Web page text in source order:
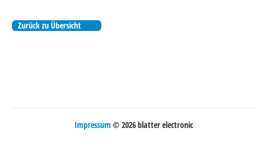
Zurück zu Übersicht
Impressum© 2026 blatter electronic